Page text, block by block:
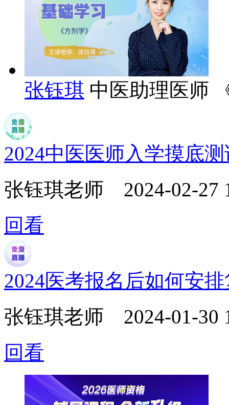
张钰琪 中医助理医师
2024中医医师入学摸底
张钰琪老师 2024-02-27
回看
2024医考报名后如何安
张钰琪老师 2024-01-30
回看